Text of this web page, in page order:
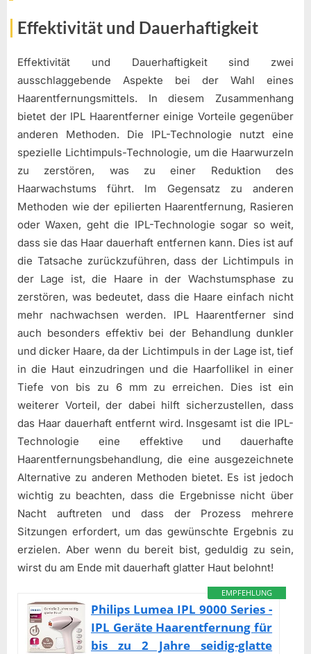
Effektivität und Dauerhaftigkeit
Effektivität und Dauerhaftigkeit sind zwei
ausschlaggebende Aspekte bei der Wahl eines
Haarentfernungsmittels. In diesem Zusammenhang
bietet der IPL Haarentferner einige Vorteile gegenüber
anderen Methoden. Die IPL-Technologie nutzt eine
spezielle Lichtimpuls-Technologie, um die Haarwurzeln
zu zerstören, was zu einer Reduktion des
Haarwachstums führt. Im Gegensatz zu anderen
Methoden wie der epilierten Haarentfernung, Rasieren
oder Waxen, geht die IPL-Technologie sogar so weit,
dass sie das Haar dauerhaft entfernen kann. Dies ist auf
die Tatsache zurückzuführen, dass der Lichtimpuls in
der Lage ist, die Haare in der Wachstumsphase zu
zerstören, was bedeutet, dass die Haare einfach nicht
mehr nachwachsen werden. IPL Haarentferner sind
auch besonders effektiv bei der Behandlung dunkler
und dicker Haare, da der Lichtimpuls in der Lage ist, tief
in die Haut einzudringen und die Haarfollikel in einer
Tiefe von bis zu 6 mm zu erreichen. Dies ist ein
weiterer Vorteil, der dabei hilft sicherzustellen, dass
das Haar dauerhaft entfernt wird. Insgesamt ist die IPL-
Technologie eine effektive und dauerhafte
Haarentfernungsbehandlung, die eine ausgezeichnete
Alternative zu anderen Methoden bietet. Es ist jedoch
wichtig zu beachten, dass die Ergebnisse nicht über
Nacht auftreten und dass der Prozess mehrere
Sitzungen erfordert, um das gewünschte Ergebnis zu
erzielen. Aber wenn du bereit bist, geduldig zu sein,
wirst du am Ende mit dauerhaft glatter Haut belohnt!
EMPFEHLUNG
Philips Lumea IPL 9000 Series -
IPL Geräte Haarentfernung für
bis zu 2 Jahre seidig-glatte